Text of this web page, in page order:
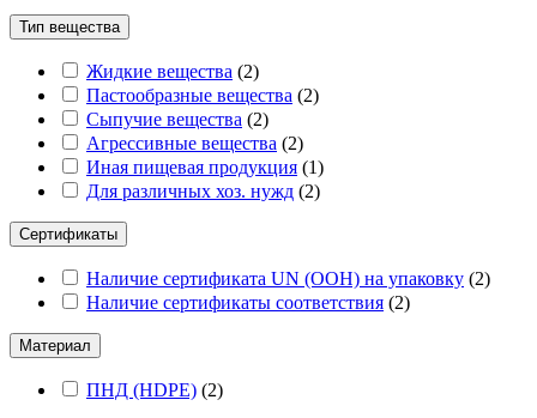
Тип вещества
Жидкие вещества (2)
Пастообразные вещества (2)
Сыпучие вещества (2)
Агрессивные вещества (2)
Иная пищевая продукция (1)
Для различных хоз. нужд (2)
Сертификаты
Наличие сертификата UN (ООН) на упаковку (2)
Наличие сертификаты соответствия (2)
Материал
ПНД (HDPE) (2)